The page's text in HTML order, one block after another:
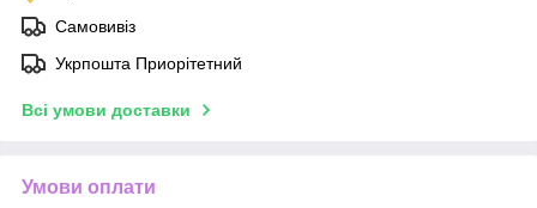
Самовивіз
Укрпошта Приорітетний
Всі умови доставки
Умови оплати